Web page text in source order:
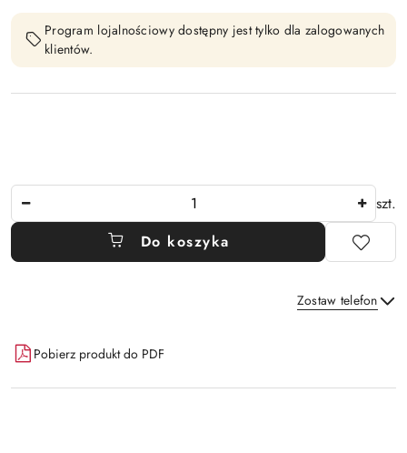
Program lojalnościowy dostępny jest tylko dla zalogowanych
klientów.
szt.
Do koszyka
Zostaw telefon
Dostępność
i
dostawa
Pobierz produkt do PDF